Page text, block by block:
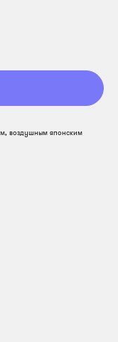
воздушным японским